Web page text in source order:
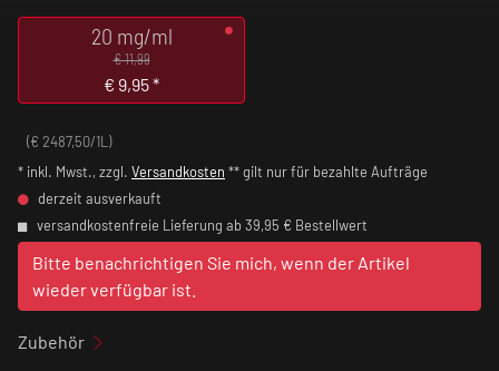
20 mg/ml
€ 11,99
€ 9,95*
(€ 2487,50/1L)
* inkl. Mwst., zzgl. Versandkosten ** gilt nur für bezahlte Aufträge
derzeit ausverkauft
versandkostenfreie Lieferung ab 39,95 € Bestellwert
Bitte benachrichtigen Sie mich, wenn der Artikel
wieder verfügbar ist.
Zubehör